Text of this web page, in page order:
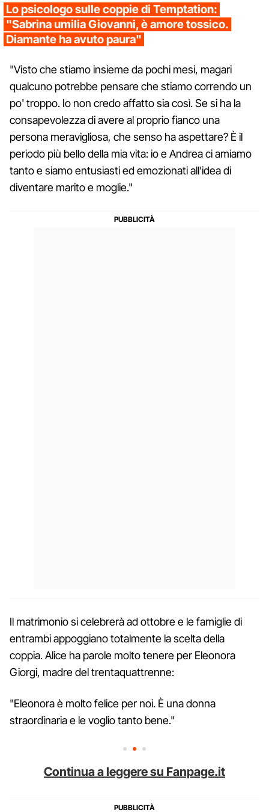
Lo psicologo sulle coppie di Temptation:
"Sabrina umilia Giovanni, è amore tossico.
Diamante ha avuto paura"
"Visto che stiamo insieme da pochi mesi, magari
qualcuno potrebbe pensare che stiamo correndo un
po' troppo. Io non credo affatto sia così. Se si ha la
consapevolezza di avere al proprio fianco una
persona meravigliosa, che senso ha aspettare? È il
periodo più bello della mia vita: io e Andrea ci amiamo
tanto e siamo entusiasti ed emozionati all'idea di
diventare marito e moglie."
Il matrimonio si celebrerà ad ottobre e le famiglie di
entrambi appoggiano totalmente la scelta della
coppia. Alice ha parole molto tenere per Eleonora
Giorgi, madre del trentaquattrenne:
"Eleonora è molto felice per noi. È una donna
straordinaria e le voglio tanto bene."
Continua a leggere su Fanpage.it